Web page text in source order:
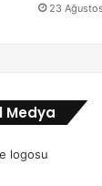
23
Medya